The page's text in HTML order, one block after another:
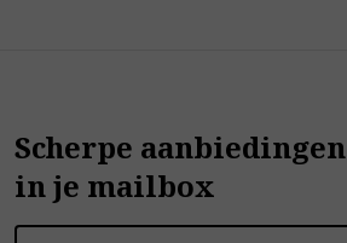
Scherpe aanbiedingen
in je mailbox